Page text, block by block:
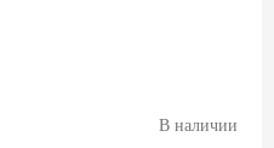
В наличии